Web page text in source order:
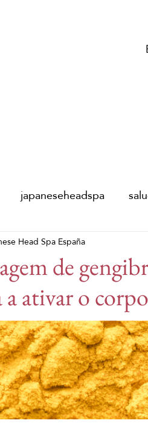
japaneseheadspa
dia del padre
lisboa head spa lisboa
tensão muscular
massagem chinesa de
de
a ativar o
Head Spa España